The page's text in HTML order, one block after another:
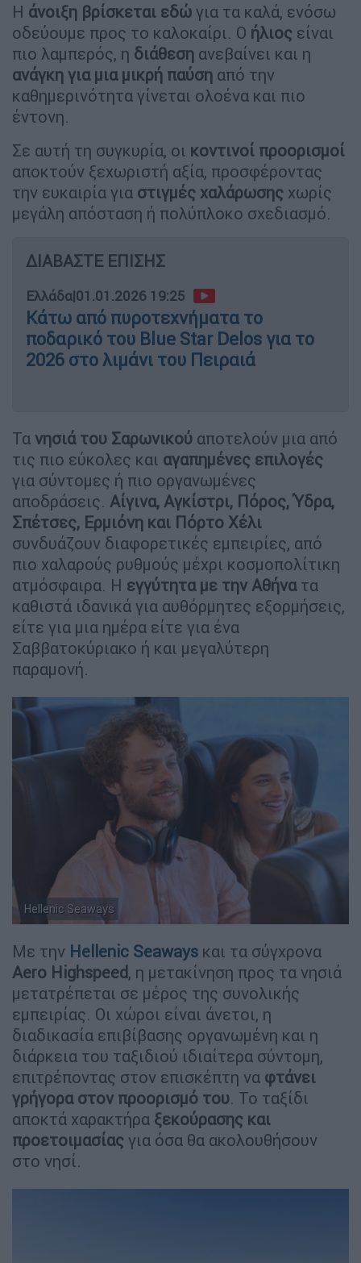
Η άνοιξη βρίσκεται εδώ για τα καλά, ενόσω
οδεύουμε προς το καλοκαίρι. Ο ήλιος είναι
πιο λαμπερός, η διάθεση ανεβαίνει και η
ανάγκη για μια μικρή παύση από την
καθημερινότητα γίνεται ολοένα και πιο
έντονη.
Σε αυτή τη συγκυρία, οι κοντινοί προορισμοί
αποκτούν ξεχωριστή αξία, προσφέροντας
την ευκαιρία για στιγμές χαλάρωσης χωρίς
μεγάλη απόσταση ή πολύπλοκο σχεδιασμό.
ΔΙΑΒΑΣΤΕ ΕΠΙΣΗΣ
Ελλάδα|01.01.2026 19:25
Κάτω από πυροτεχνήματα το
ποδαρικό του Blue Star Delos για το
2026 στο λιμάνι του Πειραιά
Τα νησιά του Σαρωνικού αποτελούν μια από
τις πιο εύκολες και αγαπημένες επιλογές
για σύντομες ή πιο οργανωμένες
αποδράσεις. Αίγινα, Αγκίστρι, Πόρος, Ύδρα,
Σπέτσες, Ερμιόνη και Πόρτο Χέλι
συνδυάζουν διαφορετικές εμπειρίες, από
πιο χαλαρούς ρυθμούς μέχρι κοσμοπολίτικη
ατμόσφαιρα. Η εγγύτητα με την Αθήνατα
καθιστά ιδανικά για αυθόρμητες εξορμήσεις,
είτε για μια ημέρα είτε για ένα
Σαββατοκύριακο ή και μεγαλύτερη
παραμονή.
Hellenic Seaways
Με την Hellenic Seaways και τα σύγχρονα
Aero Highspeed, η μετακίνηση προς τα νησιά
μετατρέπεται σε μέρος της συνολικής
εμπειρίας. Οι χώροι είναι άνετοι, η
διαδικασία επιβίβασης οργανωμένη και η
διάρκεια του ταξιδιού ιδιαίτερα σύντομη,
επιτρέποντας στον επισκέπτη να φτάνει
γρήγορα στον προορισμό του. Το ταξίδι
αποκτά χαρακτήρα ξεκούρασης και
προετοιμασίας για όσα θα ακολουθήσουν
στο νησί.